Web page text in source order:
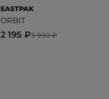
EASTPAK
ORBIT
3 990 ₽
2 195 ₽